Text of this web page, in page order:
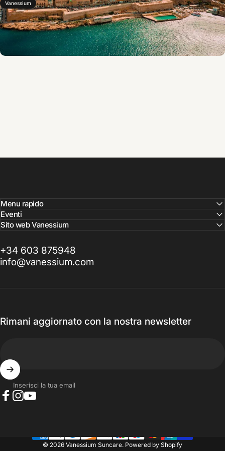
Vanessium
Menu rapido
Eventi
Sito web Vanessium
+34 603 875948
info@vanessium.com
Rimani aggiornato con la nostra newsletter
Inserisci la tua email
© 2026 Vanessium Suncare. Powered by Shopify